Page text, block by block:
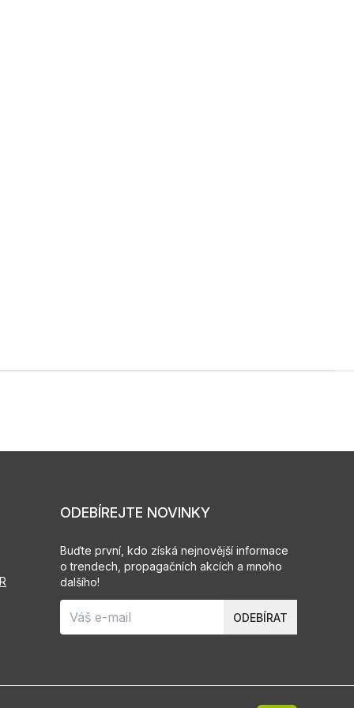
ODEBÍREJTE NOVINKY
Buďte první, kdo získá nejnovější informace
o trendech, propagačních akcích a mnoho
dalšího!
ODEBÍRAT